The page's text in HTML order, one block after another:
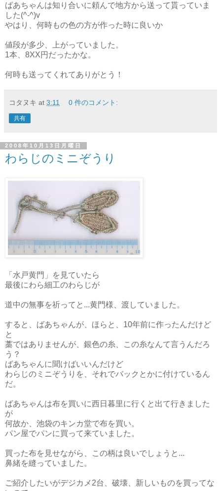
ばあちゃんは知り合いに頼んで地方から送って貰っていま
した(^-^)v
やはり、何時もの色の方が作った時に良いか
値段が多少、上がっていました。
1本、8XX円だったかな。
何時も送ってくれてありがとう！
コタヌキ at 3:11 0 件のコメント:
共有
2008年10月13日月曜日
わらじのミニぞうり
「水戸黄門」を見ていたら
最後にわら細工のわらじが
道中の無事を祈ってと...黄門様、渡していました。
すると、ばあちゃんが、ほらと、10年前に作ったんだけど
と
藁ではありませんが、銀色の糸、この糸なんて言うんだろ
う？
ばあちゃんに聞けばいいんだけど
わらじのミニぞうりを、それでバックとかに付けているん
だ。
ばあちゃんは布を買いに西日暮里に行くと出て行きました
が
何故か、池袋のキンカ堂で布を買い。
パン屋でパンに買って来ていました。
買った布を見せながら、この柄は良いでしょうと...
鼻緒を縫っていました。
ご紹介したいがデジカメ2台、破壊、新しいものを買ってな